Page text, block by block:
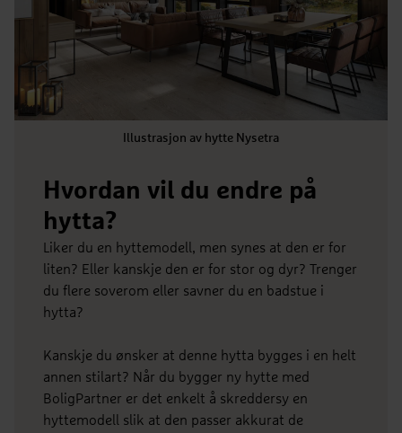
Illustrasjon av hytte Nysetra
Hvordan vil du endre på
hytta?
Liker du en hyttemodell, men synes at den er for
liten? Eller kanskje den er for stor og dyr? Trenger
du flere soverom eller savner du en badstue i
hytta?
Kanskje du ønsker at denne hytta bygges i en helt
annen stilart? Når du bygger ny hytte med
BoligPartner er det enkelt å skreddersy en
hyttemodell slik at den passer akkurat de